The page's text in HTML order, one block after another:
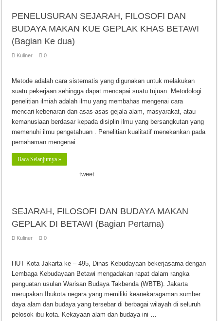
PENELUSURAN SEJARAH, FILOSOFI DAN
BUDAYA MAKAN KUE GEPLAK KHAS BETAWI
(Bagian Ke dua)
Kuliner 0
Metode adalah cara sistematis yang digunakan untuk melakukan
suatu pekerjaan sehingga dapat mencapai suatu tujuan. Metodologi
penelitian ilmiah adalah ilmu yang membahas mengenai cara
mencari kebenaran dan asas-asas gejala alam, masyarakat, atau
kemanusiaan berdasar kepada disiplin ilmu yang bersangkutan yang
memenuhi ilmu pengetahuan . Penelitian kualitatif menekankan pada
pemahaman mengenai …
Baca Selanjutnya »
tweet
SEJARAH, FILOSOFI DAN BUDAYA MAKAN
GEPLAK DI BETAWI (Bagian Pertama)
Kuliner 0
HUT Kota Jakarta ke – 495, Dinas Kebudayaan bekerjasama dengan
Lembaga Kebudayaan Betawi mengadakan rapat dalam rangka
penguatan usulan Warisan Budaya Takbenda (WBTB). Jakarta
merupakan Ibukota negara yang memiliki keanekaragaman sumber
daya alam dan budaya yang tersebar di berbagai wilayah di seluruh
pelosok ibu kota. Kekayaan alam dan budaya ini …